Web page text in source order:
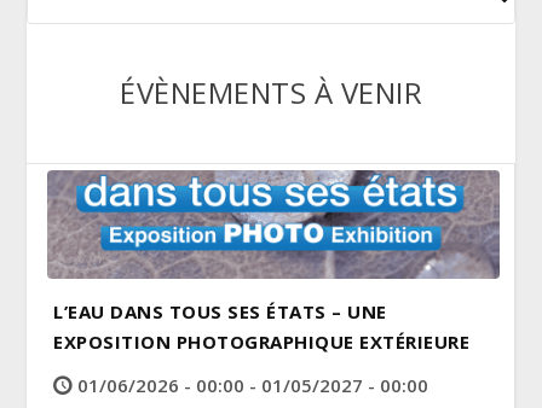
ÉVÈNEMENTS À VENIR
L’EAU DANS TOUS SES ÉTATS – UNE
EXPOSITION PHOTOGRAPHIQUE EXTÉRIEURE
01/06/2026 - 00:00 - 01/05/2027 - 00:00